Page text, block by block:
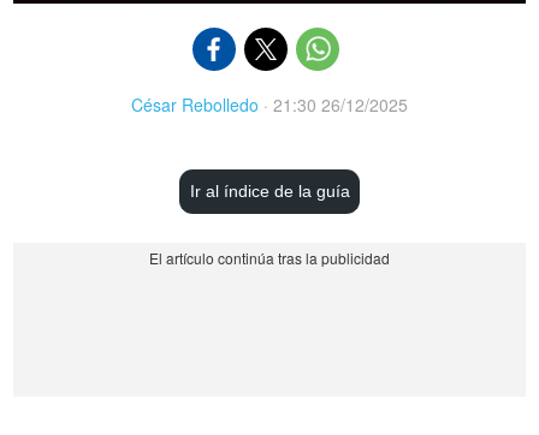
César Rebolledo · 21:30 26/12/2025
Ir al índice de la guía